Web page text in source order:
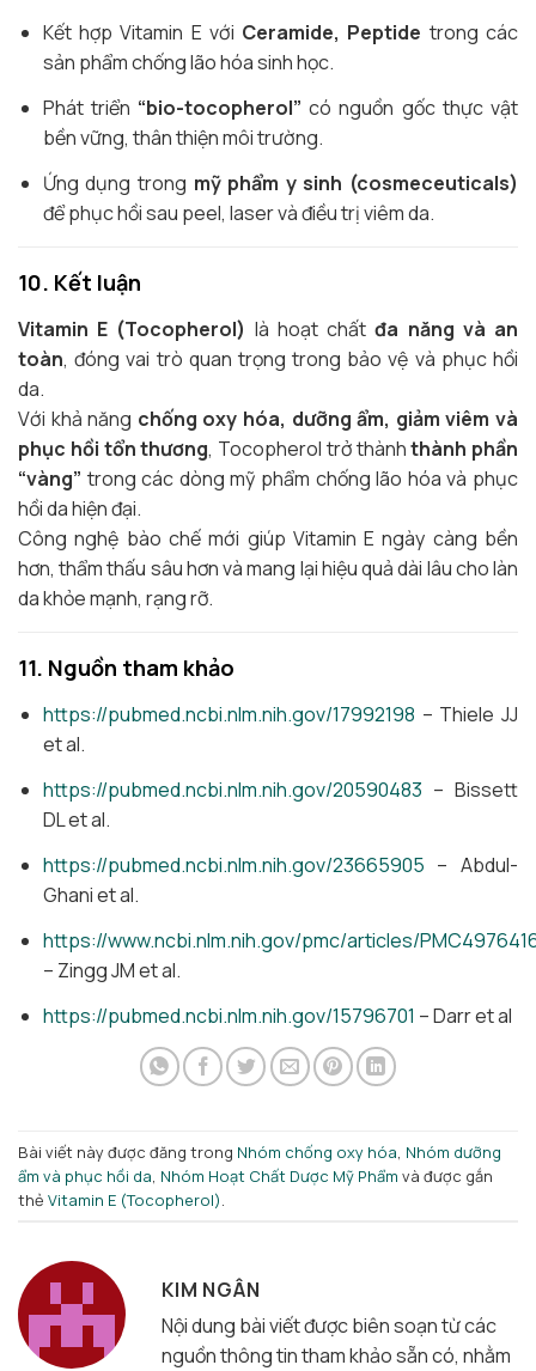
Kết hợp Vitamin E với Ceramide, Peptide trong các
sản phẩm chống lão hóa sinh học.
Phát triển “bio-tocopherol” có nguồn gốc thực vật
bền vững, thân thiện môi trường.
Ứng dụng trong mỹ phẩm y sinh (cosmeceuticals)
để phục hồi sau peel, laser và điều trị viêm da.
10. Kết luận
Vitamin E (Tocopherol) là hoạt chấtđa năng và an
toàn, đóng vai trò quan trọng trong bảo vệ và phục hồi
da.
Với khả năng chống oxy hóa, dưỡng ẩm, giảm viêm và
phục hồi tổn thương, Tocopherol trở thànhthành phần
“vàng” trong các dòng mỹ phẩm chống lão hóa và phục
hồi da hiện đại.
Công nghệ bào chế mới giúp Vitamin E ngày càng bền
hơn, thẩm thấu sâu hơn và mang lại hiệu quả dài lâu cho làn
da khỏe mạnh, rạng rỡ.
11. Nguồn tham khảo
https://pubmed.ncbi.nlm.nih.gov/17992198 – Thiele JJ
et al.
https://pubmed.ncbi.nlm.nih.gov/20590483 – Bissett
DL et al.
https://pubmed.ncbi.nlm.nih.gov/23665905 – Abdul-
Ghani et al.
https://www.ncbi.nlm.nih.gov/pmc/articles/
– Zingg JM et al.
https://pubmed.ncbi.nlm.nih.gov/15796701 – Darr et al
Bài viết này được đăng trong Nhóm chống oxy hóa Nhóm dưỡng
ẩm và phục hồi da Nhóm Hoạt Chất Dược Mỹ Phẩm và được gắn
thẻ Vitamin E (Tocopherol)
KIM NGÂN
Nội dung bài viết được biên soạn từ các
nguồn thông tin tham khảo sẵn có, nhằm